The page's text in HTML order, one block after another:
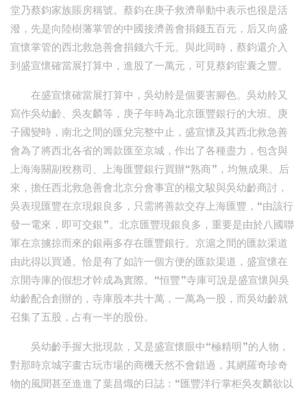
堂乃蔡鈞家族賬房稱號。蔡鈞在庚子救濟舉動中表示也很是活
潑，先是向陸樹藩掌管的中國接濟善會捐錢五百元，后又向盛
宣懷掌管的西北救急善會捐錢六千元。與此同時，蔡鈞還介入
到盛宣懷確當展打算中，進股了一萬元，可見蔡鈞宦囊之豐。
在盛宣懷確當展打算中，吳幼舲是個要害腳色。吳幼舲又
寫作吳幼齡、吳友麟等，庚子年時為北京匯豐銀行的大班。庚
子國變時，南北之間的匯兌完整中止，盛宣懷及其西北救急善
會為了將西北各省的籌款匯至京城，作出了各種盡力，包含與
上海海關副稅務司、上海匯豐銀行買辦“熟商”，均無成果。后
來，擔任西北救急善會北京分會事宜的楊文駿與吳幼齡商討，
吳表現匯豐在京現銀良多，只需將善款交存上海匯豐，“由該行
發一電來，即可交銀”。北京匯豐現銀良多，重要是由於八國聯
軍在京擄掠而來的銀兩多存在匯豐銀行。京滬之間的匯款渠道
由此得以買通。恰是有了如許一個方便的匯款渠道，盛宣懷在
京開寺庫的假想才幹成為實際。“恒豐”寺庫可說是盛宣懷與吳
幼齡配合創辦的，寺庫股本共十萬，一萬為一股，而吳幼齡就
召集了五股，占有一半的股份。
吳幼齡手握大批現款，又是盛宣懷眼中“極精明”的人物，
對那時京城字畫古玩市場的商機天然不會錯過，其網羅奇珍奇
物的風聞甚至進進了葉昌熾的日誌：“匯豐洋行掌柜吳友麟欲以